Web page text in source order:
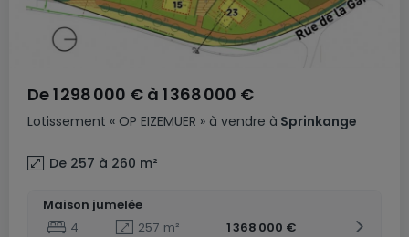
Lotissement « OP EIZEMUER » à vendre à Sprinkange
De1 298 000 € à 1 368 000 €
De 257 à 260 m²
Maison jumelée
4
257 m²
1 368 000 €